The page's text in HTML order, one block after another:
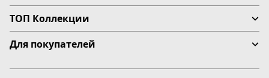
ТОП Коллекции
Для покупателей